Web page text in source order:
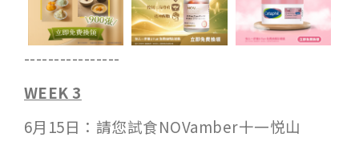
----------------
WEEK 3
6月15日：請您試食NOVamber十一悦山